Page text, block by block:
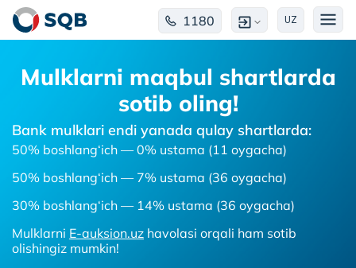
1180 UZ
Mulklarni maqbul shartlarda
sotib oling!
Bank mulklari endi yanada qulay shartlarda:
50% boshlang‘ich — 0% ustama (11 oygacha)
50% boshlang‘ich — 7% ustama (36 oygacha)
30% boshlang‘ich — 14% ustama (36 oygacha)
Mulklarni E-auksion.uz havolasi orqali ham sotib
olishingiz mumkin!